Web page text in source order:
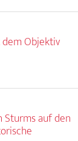
Objektiv
Sturms auf den